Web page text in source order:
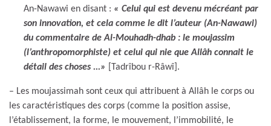
An-Nawawi en disant : « Celui qui est devenu mécréant par
son innovation, et cela comme le dit l’auteur (An-Nawawi)
du commentaire de Al-Mouhadh-dhab : le moujassim
(l’anthropomorphiste) et celui qui nie que Allâh connait le
détail des choses ...» [Tadrîbou r-Râwî].
– Les moujassimah sont ceux qui attribuent à Allâh le corps ou
les caractéristiques des corps (comme la position assise,
l’établissement, la forme, le mouvement, l’immobilité, le